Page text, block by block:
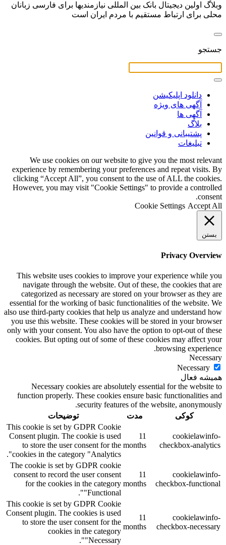
وبلاگ اولین دیجیتال بانک بین المللی نیازمندیها برای فارسی زبانان
محلی برای ارتباط مستقیم با مردم ایران است
جستجو
دانلود اپلیکیشن
آگهی های ویژه
آگهی ها
بلاگ
پشتیبانی و قوانین
تبلیغات
We use cookies on our website to give you the most relevant
experience by remembering your preferences and repeat visits. By
clicking “Accept All”, you consent to the use of ALL the cookies.
However, you may visit "Cookie Settings" to provide a controlled
consent.
Cookie Settings Accept All
بستن
Privacy Overview
This website uses cookies to improve your experience while you
navigate through the website. Out of these, the cookies that are
categorized as necessary are stored on your browser as they are
essential for the working of basic functionalities of the website. We
also use third-party cookies that help us analyze and understand how
you use this website. These cookies will be stored in your browser
only with your consent. You also have the option to opt-out of these
cookies. But opting out of some of these cookies may affect your
browsing experience.
Necessary
Necessary
همیشه فعال
Necessary cookies are absolutely essential for the website to
function properly. These cookies ensure basic functionalities and
security features of the website, anonymously.
کوکی
مدت توضیحات
cookielawinfo-
checkbox-analytics
11
months
This cookie is set by GDPR Cookie
Consent plugin. The cookie is used
to store the user consent for the
cookies in the category "Analytics".
cookielawinfo-
checkbox-functional
11
months
The cookie is set by GDPR cookie
consent to record the user consent
for the cookies in the category
"Functional".
cookielawinfo-
checkbox-necessary
11
months
This cookie is set by GDPR Cookie
Consent plugin. The cookies is used
to store the user consent for the
cookies in the category
"Necessary".